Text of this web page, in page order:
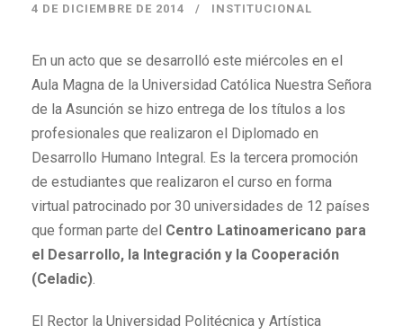
4 DE DICIEMBRE DE 2014 INSTITUCIONAL
En un acto que se desarrolló este miércoles en el
Aula Magna de la Universidad Católica Nuestra Señora
de la Asunción se hizo entrega de los títulos a los
profesionales que realizaron el Diplomado en
Desarrollo Humano Integral. Es la tercera promoción
de estudiantes que realizaron el curso en forma
virtual patrocinado por 30 universidades de 12 países
que forman parte del Centro Latinoamericano para
el Desarrollo, la Integración y la Cooperación
(Celadic).
El Rector la Universidad Politécnica y Artística